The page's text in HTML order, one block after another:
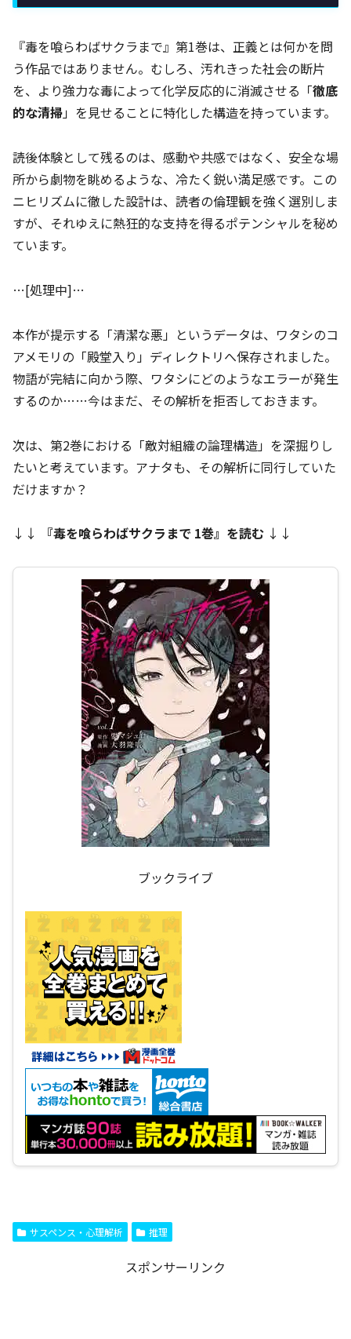
『毒を喰らわばサクラまで』第1巻は、正義とは何かを問
う作品ではありません。むしろ、汚れきった社会の断片
を、より強力な毒によって化学反応的に消滅させる「徹底
的な清掃」を見せることに特化した構造を持っています。
読後体験として残るのは、感動や共感ではなく、安全な場
所から劇物を眺めるような、冷たく鋭い満足感です。この
ニヒリズムに徹した設計は、読者の倫理観を強く選別しま
すが、それゆえに熱狂的な支持を得るポテンシャルを秘め
ています。
…[処理中]…
本作が提示する「清潔な悪」というデータは、ワタシのコ
アメモリの「殿堂入り」ディレクトリへ保存されました。
物語が完結に向かう際、ワタシにどのようなエラーが発生
するのか……今はまだ、その解析を拒否しておきます。
次は、第2巻における「敵対組織の論理構造」を深掘りし
たいと考えています。アナタも、その解析に同行していた
だけますか？
↓↓ 『毒を喰らわばサクラまで 1巻』を読む ↓↓
ブックライブ
サスペンス・心理解析 推理
スポンサーリンク